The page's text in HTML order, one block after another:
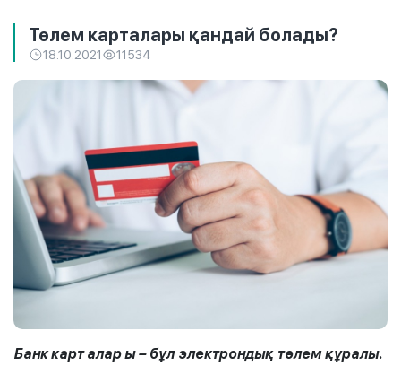
Төлем карталары қандай болады?
18.10.2021 11534
Банккарт алары – бұл электрондық төлем құралы.